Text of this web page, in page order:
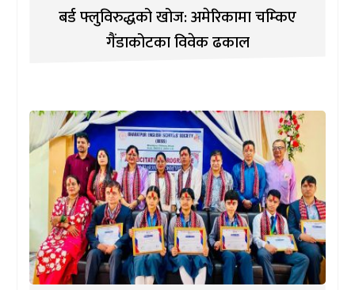
बर्ड फ्लुविरुद्धको खोज: अमेरिकामा चम्किए
गैंडाकोटका विवेक ढकाल